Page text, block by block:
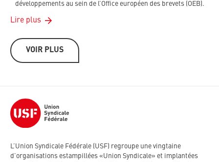
développements au sein de l’Office européen des brevets (OEB).
Lire plus
VOIR PLUS
L’Union Syndicale Fédérale (USF) regroupe une vingtaine
d’organisations estampillées «Union Syndicale» et implantées